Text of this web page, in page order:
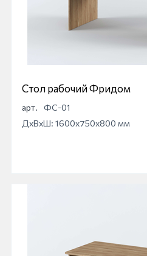
Стол рабочий Фридом
арт.
ФС-01
ДхВхШ: 1600x750x800 мм